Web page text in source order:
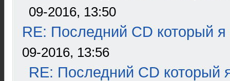
09-2016, 13:50
RE: Последний CD который я
09-2016, 13:56
RE: Последний CD который